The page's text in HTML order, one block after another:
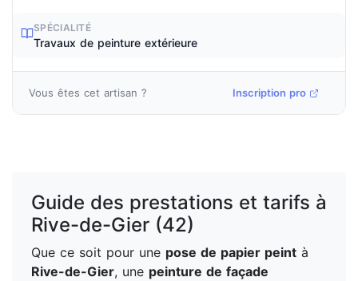
SPÉCIALITÉ
Travaux de peinture extérieure
Vous êtes cet artisan ? Inscription pro
Guide des prestations et tarifs à
Rive-de-Gier (42)
Que ce soit pour une pose de papier peint à
Rive-de-Gier, une peinture de façade